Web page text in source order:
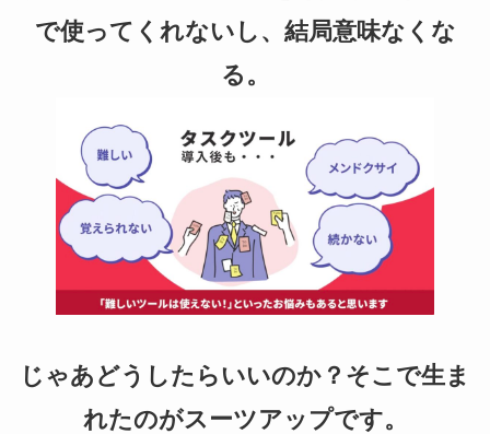
で使ってくれないし、結局意味なくな
る。
じゃあどうしたらいいのか？そこで生ま
れたのがスーツアップです。